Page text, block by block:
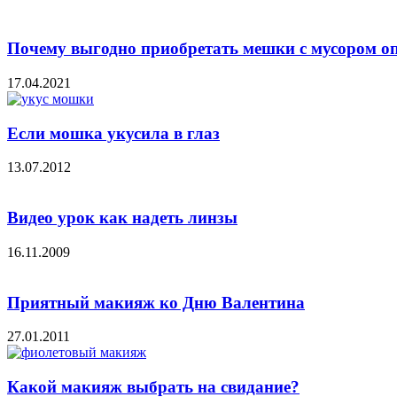
Почему выгодно приобретать мешки с мусором
17.04.2021
Если мошка укусила в глаз
13.07.2012
Видео урок как надеть линзы
16.11.2009
Приятный макияж ко Дню Валентина
27.01.2011
Какой макияж выбрать на свидание?